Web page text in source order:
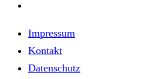
Impressum
Kontakt
Datenschutz